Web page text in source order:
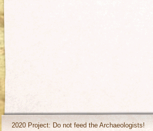
2020 Project: Do not feed the Archaeologists!